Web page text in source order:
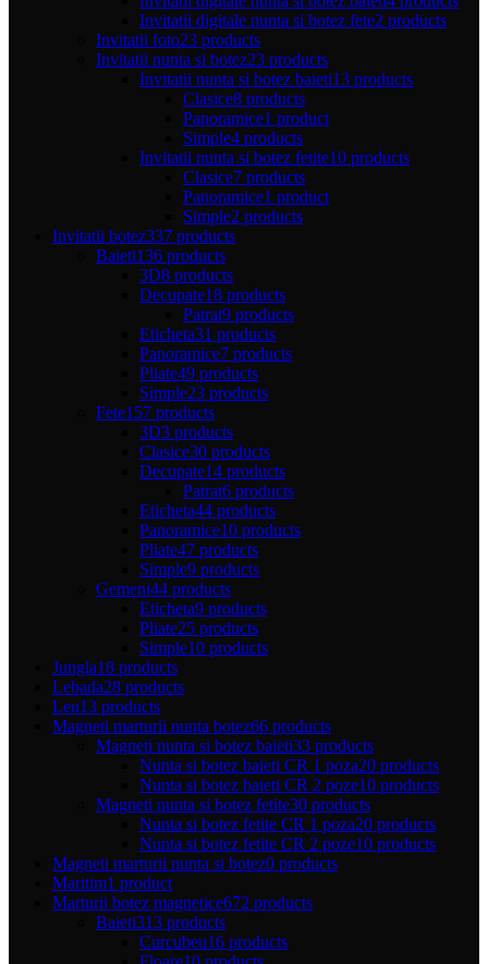
Invitatii digitale nunta si botez fete2 products
Invitatii foto23 products
Invitatii nunta si botez23 products
Invitatii nunta si botez baieti13 products
Clasice8 products
Panoramice1 product
Simple4 products
Invitatii nunta si botez fetite10 products
Clasice7 products
Panoramice1 product
Simple2 products
Invitatii botez337 products
Baieti136 products
3D8 products
Decupate18 products
Patrat9 products
Eticheta31 products
Panoramice7 products
Pliate49 products
Simple23 products
Fete157 products
3D3 products
Clasice30 products
Decupate14 products
Patrat6 products
Eticheta44 products
Panoramice10 products
Pliate47 products
Simple9 products
Gemeni44 products
Eticheta9 products
Pliate25 products
Simple10 products
Jungla18 products
Lebada28 products
Leu13 products
Magneti marturii nunta botez66 products
Magneti nunta si botez baieti33 products
Nunta si botez baieti CR 1 poza20 products
Nunta si botez baieti CR 2 poze10 products
Magneti nunta si botez fetite30 products
Nunta si botez fetite CR 1 poza20 products
Nunta si botez fetite CR 2 poze10 products
Magneti marturii nunta si botez0 products
Maritim1 product
Marturii botez magnetice672 products
Baieti313 products
Curcubeu16 products